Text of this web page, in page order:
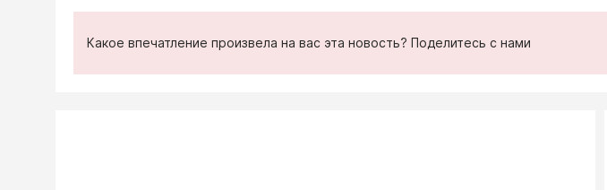
Какое впечатление произвела на вас эта новость? Поделитесь с нами